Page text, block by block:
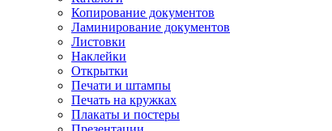
Копирование документов
Ламинирование документов
Листовки
Наклейки
Открытки
Печати и штампы
Печать на кружках
Плакаты и постеры